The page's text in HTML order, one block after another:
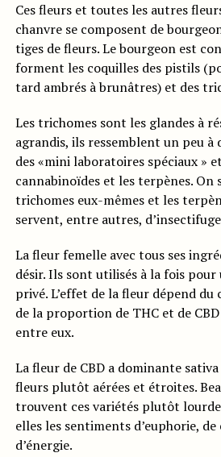
Ces fleurs et toutes les autres
chanvre se composent de
tiges de fleurs. Le bourgeon est
forment les coquilles des pistils
tard ambrés à brunâtres) et des
Les trichomes sont les glandes à
agrandis, ils ressemblent un peu à
des «mini laboratoires spéciaux »
cannabinoïdes et les terpènes. On
trichomes eux-mêmes et les
servent, entre autres,
La fleur femelle avec tous ses
désir. Ils sont utilisés à la fois pour
privé. L’effet de la fleur dépend du
de la proportion de THC et de
entre eux.
La fleur de CBD a dominante
fleurs plutôt aérées et étroites.
trouvent ces variétés plutôt
elles les sentiments d’euphorie,
d’énergie.